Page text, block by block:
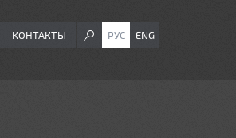
КОНТАКТЫ РУС ENG